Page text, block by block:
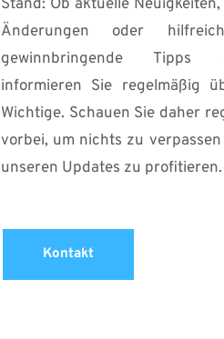
Stand: Ob aktuelle
Änderungen oder
gewinnbringende
informieren Sie regelmäßig
Wichtige. Schauen Sie daher
vorbei, um nichts zu
unseren Updates zu profitieren.
Kontakt